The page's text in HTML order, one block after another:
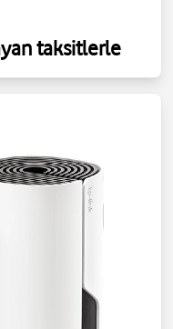
taksitlerle